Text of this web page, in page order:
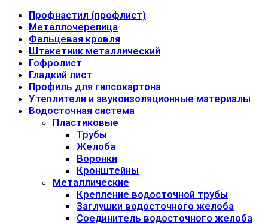
Профнастил (профлист)
Металлочерепица
Фальцевая кровля
Штакетник металлический
Гофролист
Гладкий лист
Профиль для гипсокартона
Утеплители и звукоизоляционные материалы
Водосточная система
Пластиковые
Трубы
Желоба
Воронки
Кронштейны
Металлические
Крепление водосточной трубы
Заглушки водосточного желоба
Соединитель водосточного желоба